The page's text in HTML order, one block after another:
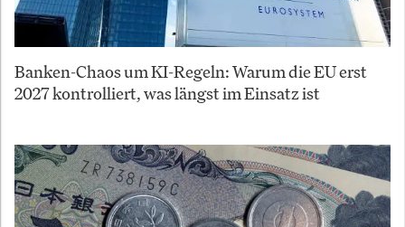
Banken-Chaos um KI-Regeln: Warum die EU erst
2027 kontrolliert, was längst im Einsatz ist